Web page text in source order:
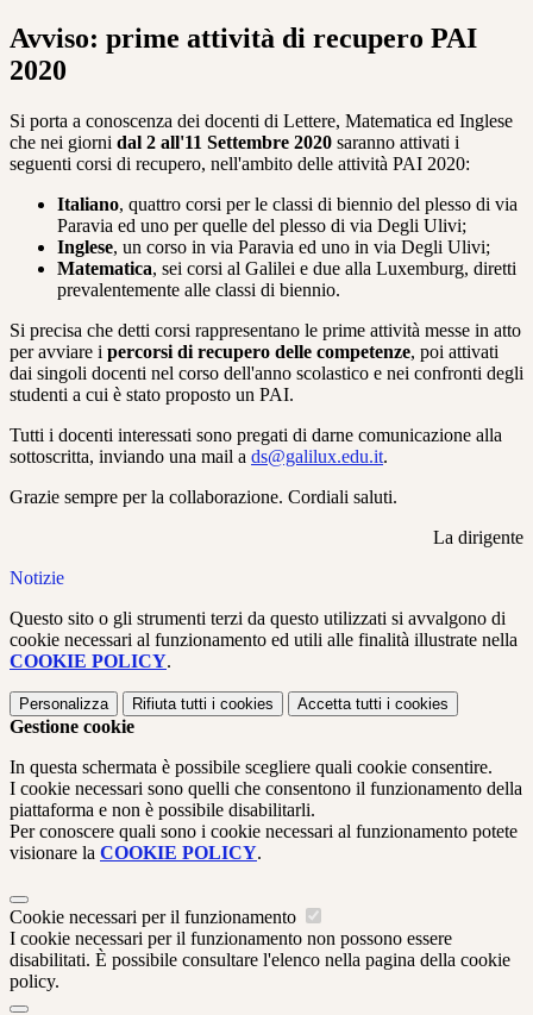
Avviso: prime attività di recupero PAI
2020
Si porta a conoscenza dei docenti di Lettere, Matematica ed Inglese
che nei giorni dal 2 all'11 Settembre 2020 saranno attivati i
seguenti corsi di recupero, nell'ambito delle attività PAI 2020:
Italiano, quattro corsi per le classi di biennio del plesso di via
Paravia ed uno per quelle del plesso di via Degli Ulivi;
Inglese, un corso in via Paravia ed uno in via Degli Ulivi;
Matematica, sei corsi al Galilei e due alla Luxemburg, diretti
prevalentemente alle classi di biennio.
Si precisa che detti corsi rappresentano le prime attività messe in atto
per avviare i percorsi di recupero delle competenze, poi attivati
dai singoli docenti nel corso dell'anno scolastico e nei confronti degli
studenti a cui è stato proposto un PAI.
Tutti i docenti interessati sono pregati di darne comunicazione alla
sottoscritta, inviando una mail a ds@galilux.edu.it.
Grazie sempre per la collaborazione. Cordiali saluti.
La dirigente
Notizie
Questo sito o gli strumenti terzi da questo utilizzati si avvalgono di
cookie necessari al funzionamento ed utili alle finalità illustrate nella
COOKIE POLICY.
Personalizza Rifiuta tutti i cookies Accetta tutti i cookies
Gestione cookie
In questa schermata è possibile scegliere quali cookie consentire.
I cookie necessari sono quelli che consentono il funzionamento della
piattaforma e non è possibile disabilitarli.
Per conoscere quali sono i cookie necessari al funzionamento potete
visionare la COOKIE POLICY.
Cookie necessari per il funzionamento
I cookie necessari per il funzionamento non possono essere
disabilitati. È possibile consultare l'elenco nella pagina della cookie
policy.